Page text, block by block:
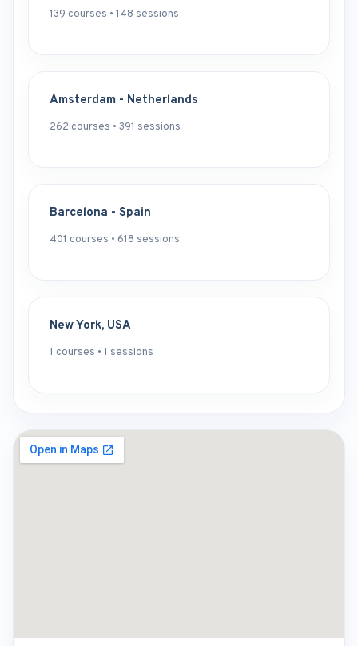
139 courses • 148 sessions
Amsterdam - Netherlands
262 courses • 391 sessions
Barcelona - Spain
401 courses • 618 sessions
New York, USA
1 courses • 1 sessions